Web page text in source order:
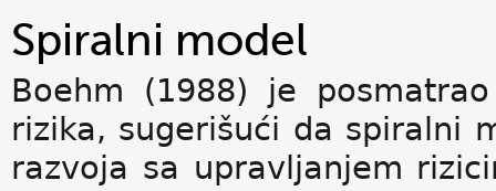
Spiralni model
Boehm (1988) je
rizika, sugerišući da spiralni
razvoja sa upravljanjem